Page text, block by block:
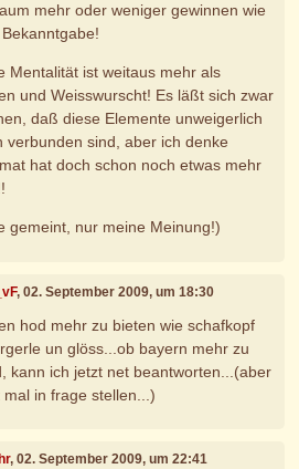
mehr oder weniger gewinnen wie
Mentalität ist weitaus mehr als
und Weisswurscht! Es läßt sich zwar
daß diese Elemente unweigerlich
verbunden sind, aber ich denke
hat doch schon noch etwas mehr
gemeint, nur meine Meinung!)
, 02. September 2009, um 18:30
hod mehr zu bieten wie schafkopf
un glöss...ob bayern mehr zu
kann ich jetzt net beantworten...(aber
mal in frage stellen...)
, 02. September 2009, um 22:41